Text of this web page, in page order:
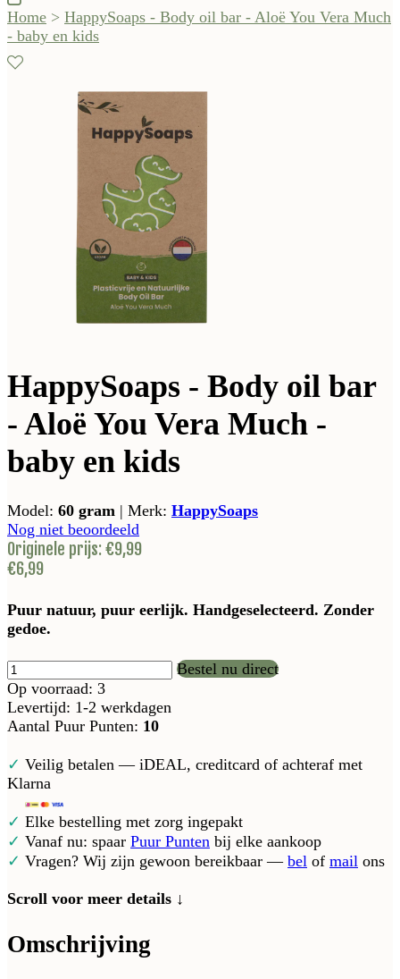
Home > HappySoaps - Body oil bar - Aloë You Vera Much
- baby en kids
HappySoaps - Body oil bar
- Aloë You Vera Much -
baby en kids
Model: 60 gram | Merk: HappySoaps
Nog niet beoordeeld
Originele prijs:€9,99
€6,99
Puur natuur, puur eerlijk. Handgeselecteerd. Zonder
gedoe.
Bestel nu direct
Op voorraad: 3
Levertijd: 1-2 werkdagen
Aantal Puur Punten: 10
✓ Veilig betalen — iDEAL, creditcard of achteraf met
Klarna
✓ Elke bestelling met zorg ingepakt
✓ Vanaf nu: spaar Puur Punten bij elke aankoop
✓ Vragen? Wij zijn gewoon bereikbaar — bel of mail ons
Scroll voor meer details ↓
Omschrijving